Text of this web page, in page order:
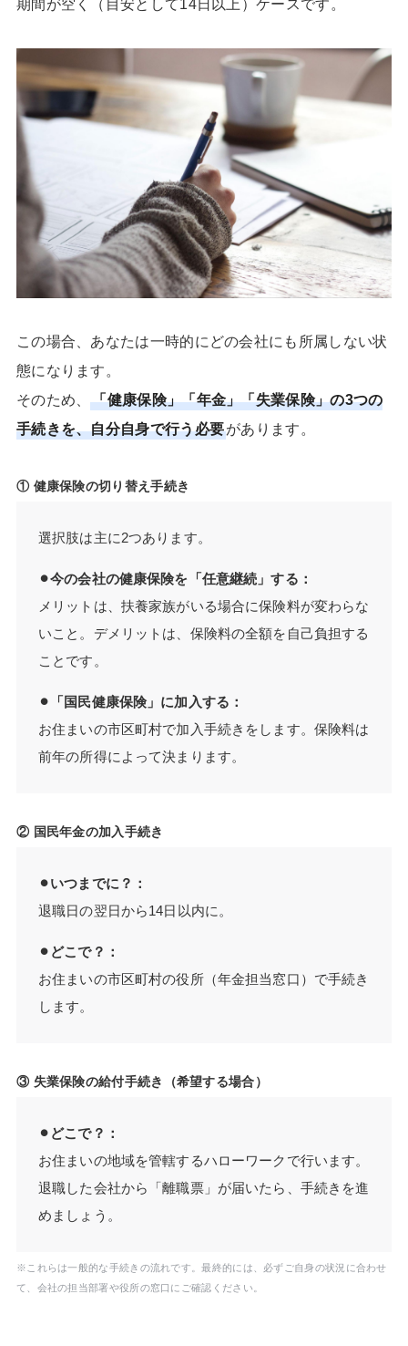
期間が空く（目安として14日以上）ケースです。
この場合、あなたは一時的にどの会社にも所属しない状
態になります。
そのため、「健康保険」「年金」「失業保険」の3つの
手続きを、自分自身で行う必要があります。
① 健康保険の切り替え手続き
選択肢は主に2つあります。
⚫︎今の会社の健康保険を「任意継続」する：
メリットは、扶養家族がいる場合に保険料が変わらな
いこと。デメリットは、保険料の全額を自己負担する
ことです。
⚫︎「国民健康保険」に加入する：
お住まいの市区町村で加入手続きをします。保険料は
前年の所得によって決まります。
② 国民年金の加入手続き
⚫︎いつまでに？：
退職日の翌日から14日以内に。
⚫︎どこで？：
お住まいの市区町村の役所（年金担当窓口）で手続き
します。
③ 失業保険の給付手続き（希望する場合）
⚫︎どこで？：
お住まいの地域を管轄するハローワークで行います。
退職した会社から「離職票」が届いたら、手続きを進
めましょう。
※これらは一般的な手続きの流れです。最終的には、必ずご自身の状況に合わせ
て、会社の担当部署や役所の窓口にご確認ください。